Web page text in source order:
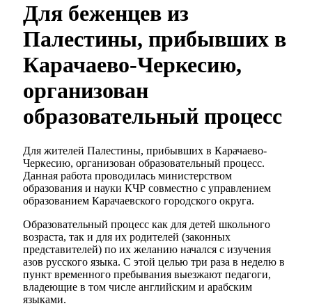
Для беженцев из
Палестины, прибывших в
Карачаево-Черкесию,
организован
образовательный процесс
Для жителей Палестины, прибывших в Карачаево-
Черкесию, организован образовательный процесс.
Данная работа проводилась министерством
образования и науки КЧР совместно с управлением
образованием Карачаевского городского округа.
Образовательный процесс как для детей школьного
возраста, так и для их родителей (законных
представителей) по их желанию начался с изучения
азов русского языка. С этой целью три раза в неделю в
пункт временного пребывания выезжают педагоги,
владеющие в том числе английским и арабским
языками.